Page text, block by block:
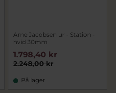
Arne Jacobsen ur - Station -
hvid 30mm
2.248,00 kr
1.798,40 kr
På lager